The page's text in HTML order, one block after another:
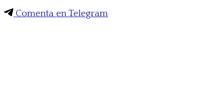
Comenta en Telegram